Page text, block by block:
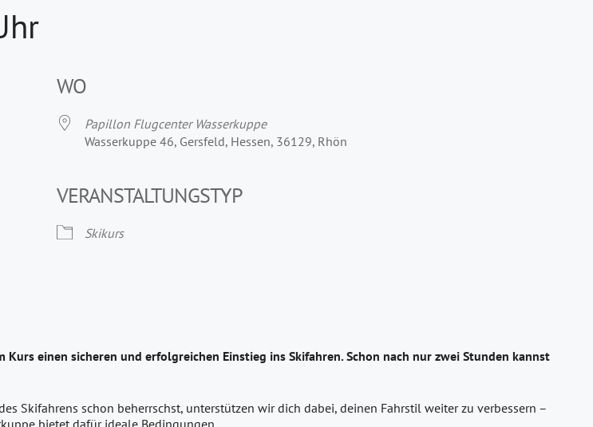
WO
Papillon Flugcenter Wasserkuppe
Wasserkuppe 46, Gersfeld, Hessen, 36129, Rhön
VERANSTALTUNGSTYP
Skikurs
einen sicheren und erfolgreichen Einstieg ins Skifahren. Schon nach nur zwei Stunden kannst
Skifahrens schon beherrschst, unterstützen wir dich dabei, deinen Fahrstil weiter zu verbessern –
bietet dafür ideale Bedingungen.